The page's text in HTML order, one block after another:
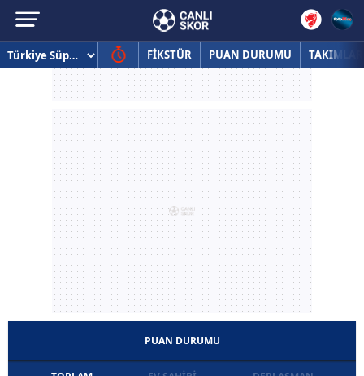
FİKSTÜR PUAN DURUMU TAKIMLAR
PUAN DURUMU